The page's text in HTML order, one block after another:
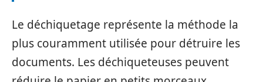
Le déchiquetage représente la méthode la
plus couramment utilisée pour détruire les
documents. Les déchiqueteuses peuvent